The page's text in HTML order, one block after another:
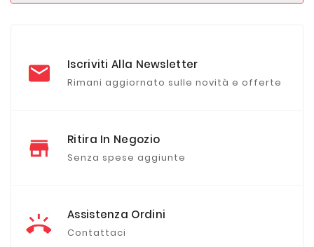
Iscriviti Alla Newsletter
Rimani aggiornato sulle novità e offerte
Ritira In Negozio
Senza spese aggiunte
Assistenza Ordini
Contattaci